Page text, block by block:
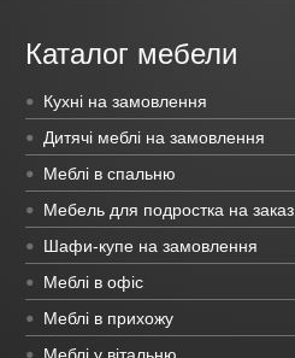
Каталог мебели
Кухні на замовлення
Дитячі меблі на замовлення
Меблі в спальню
Мебель для подростка на заказ
Шафи-купе на замовлення
Меблі в офіс
Меблі в прихожу